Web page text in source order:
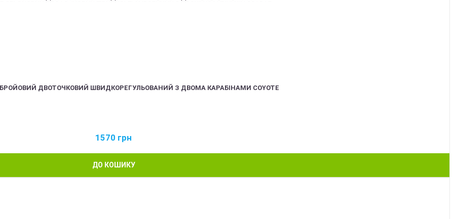
ДВОТОЧКОВИЙ ШВИДКОРЕГУЛЬОВАНИЙ З ДВОМА КАРАБІНАМИ COYOTE
1570 грн
ДО КОШИКУ